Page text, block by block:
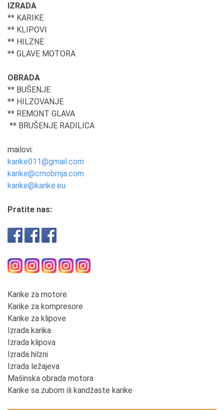
IZRADA
** KARIKE
** KLIPOVI
** HILZNE
** GLAVE MOTORA
OBRADA
** BUŠENJE
** HILZOVANJE
** REMONT GLAVA
** BRUŠENJE RADILICA
mailovi:
karike011@gmail.com
karike@crnobrnja.com
karike@karike.eu
Pratite nas:
Karike za motore
Karike za kompresore
Karike za klipove
Izrada karika
Izrada klipova
Izrada hilzni
Izrada ležajeva
Mašinska obrada motora
Karike sa zubom ili kandžaste karike